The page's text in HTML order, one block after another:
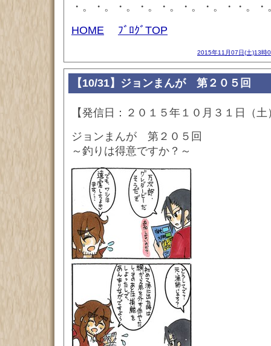
・。・。・。・。・。・。・。・・。
HOME
ﾌﾞﾛｸﾞTOP
2015年11月07日(土)13時
【10/31】ジョンまんが 第２０５回
【発信日：２０１５年１０月３１日（
ジョンまんが 第２０５回
～釣りは得意ですか？～